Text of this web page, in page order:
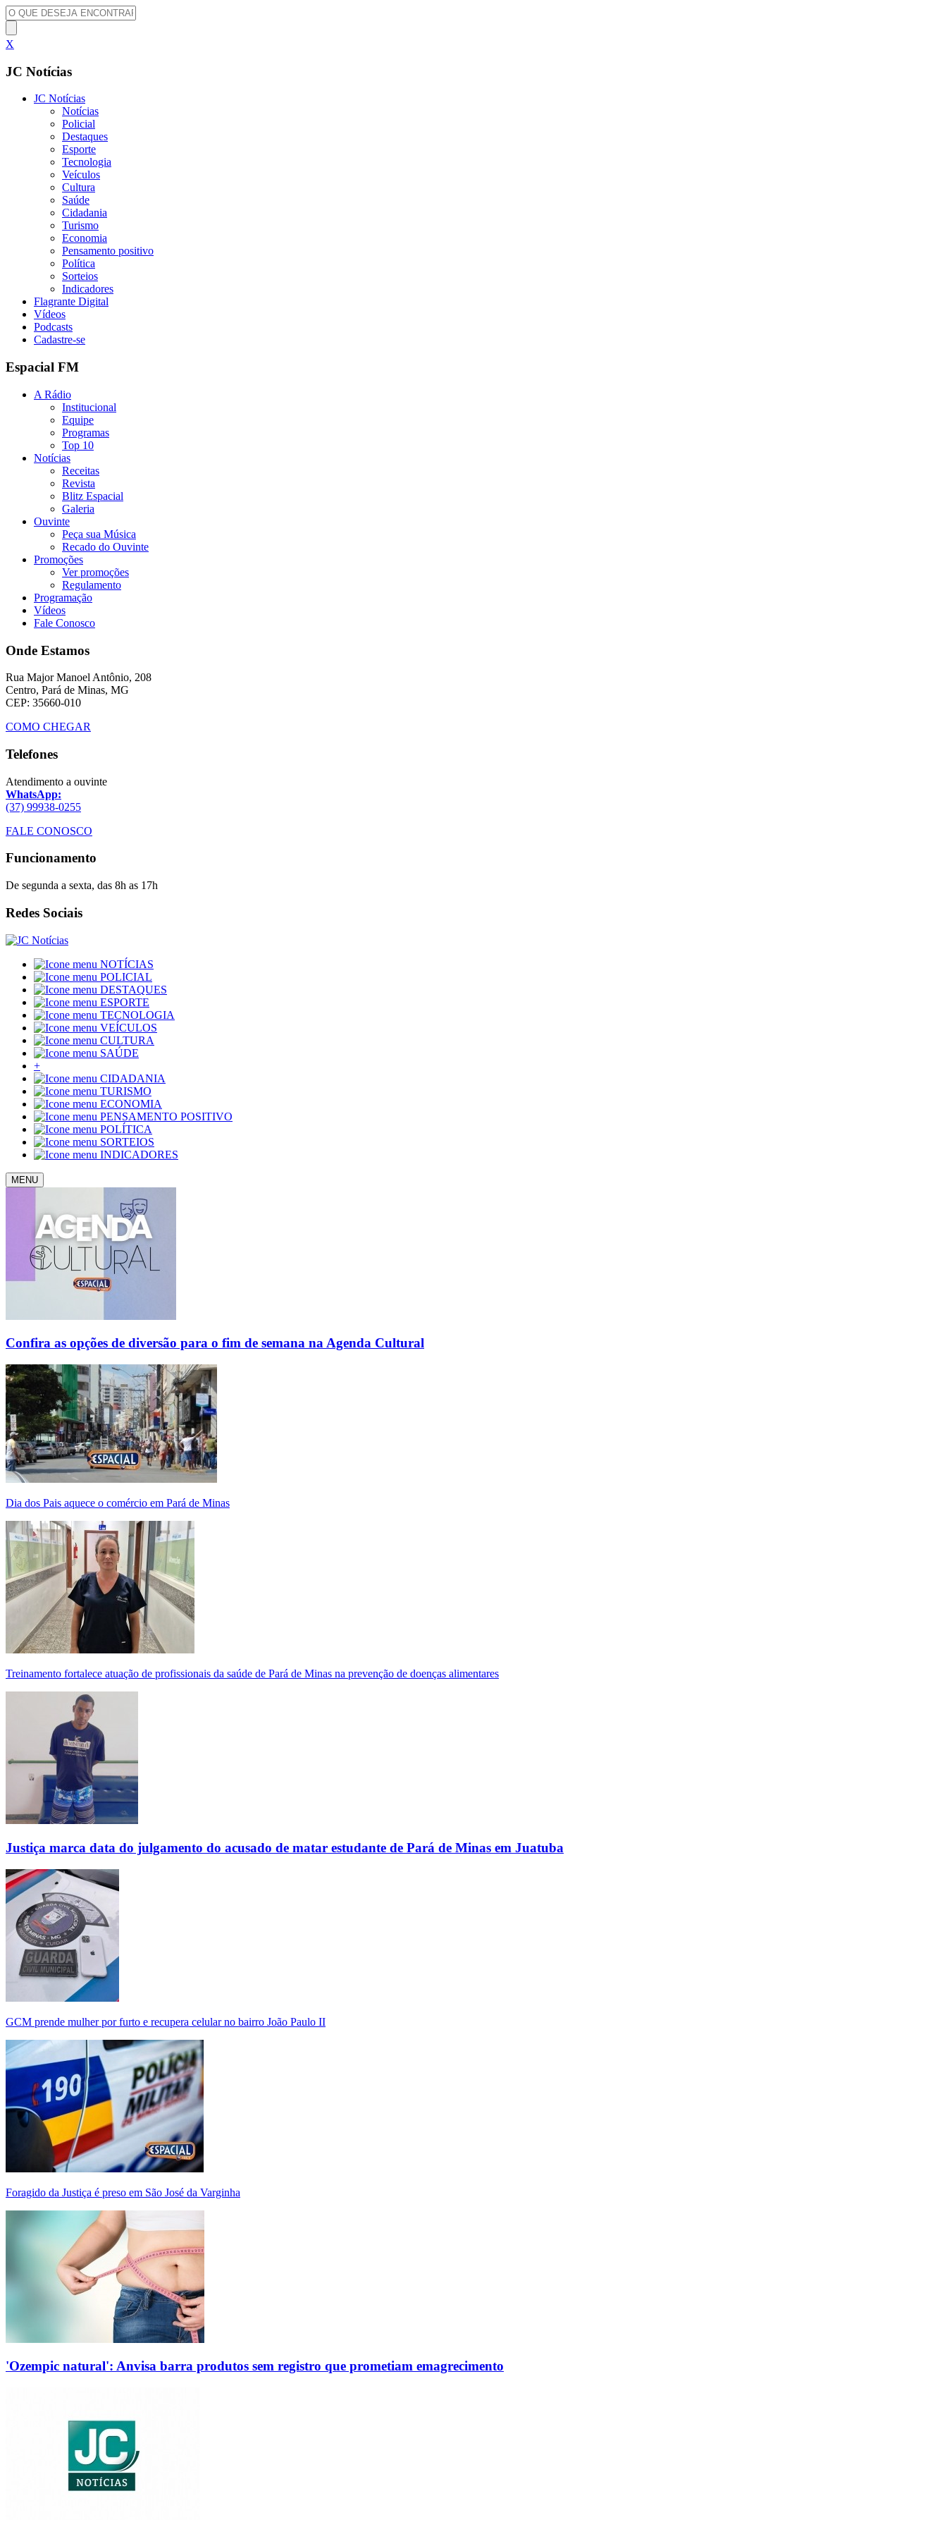
X
JC Notícias
JC Notícias
Notícias
Policial
Destaques
Esporte
Tecnologia
Veículos
Cultura
Saúde
Cidadania
Turismo
Economia
Pensamento positivo
Política
Sorteios
Indicadores
Flagrante Digital
Vídeos
Podcasts
Cadastre-se
Espacial FM
A Rádio
Institucional
Equipe
Programas
Top 10
Notícias
Receitas
Revista
Blitz Espacial
Galeria
Ouvinte
Peça sua Música
Recado do Ouvinte
Promoções
Ver promoções
Regulamento
Programação
Vídeos
Fale Conosco
Onde Estamos
Rua Major Manoel Antônio, 208
Centro, Pará de Minas, MG
CEP: 35660-010
COMO CHEGAR
Telefones
Atendimento a ouvinte
WhatsApp:
(37) 99938-0255
FALE CONOSCO
Funcionamento
De segunda a sexta, das 8h as 17h
Redes Sociais
NOTÍCIAS
POLICIAL
DESTAQUES
ESPORTE
TECNOLOGIA
VEÍCULOS
CULTURA
SAÚDE
+
CIDADANIA
TURISMO
ECONOMIA
PENSAMENTO POSITIVO
POLÍTICA
SORTEIOS
INDICADORES
MENU
Confira as opções de diversão para o fim de semana na Agenda Cultural
Dia dos Pais aquece o comércio em Pará de Minas
Treinamento fortalece atuação de profissionais da saúde de Pará de Minas na prevenção de doenças alimentares
Justiça marca data do julgamento do acusado de matar estudante de Pará de Minas em Juatuba
GCM prende mulher por furto e recupera celular no bairro João Paulo II
Foragido da Justiça é preso em São José da Varginha
'Ozempic natural': Anvisa barra produtos sem registro que prometiam emagrecimento